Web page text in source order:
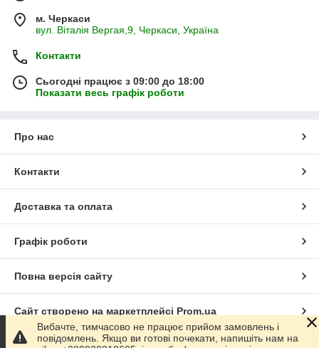
м. Черкаси
вул. Віталія Вергая,9, Черкаси, Україна
Контакти
Сьогодні працює з 09:00 до 18:00
Показати весь графік роботи
Про нас
Контакти
Доставка та оплата
Графік роботи
Повна версія сайту
Сайт створено на маркетплейсі Prom.ua
Вибачте, тимчасово не працює прийом замовлень і
повідомлень. Якщо ви готові почекати, напишіть нам на